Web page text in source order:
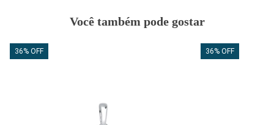
Você também pode gostar
36% OFF 36% OFF